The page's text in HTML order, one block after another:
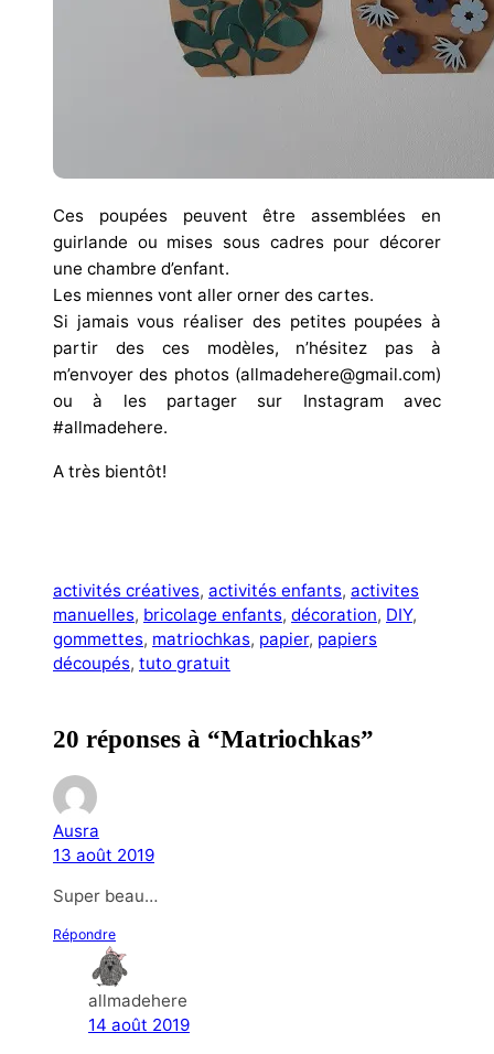
Ces poupées peuvent être assemblées en
guirlande ou mises sous cadres pour décorer
une chambre d’enfant.
Les miennes vont aller orner des cartes.
Si jamais vous réaliser des petites poupées à
partir des ces modèles, n’hésitez pas à
m’envoyer des photos (allmadehere@gmail.com)
ou à les partager sur Instagram avec
#allmadehere.
A très bientôt!
activités créatives, activités enfants, activites
manuelles, bricolage enfants, décoration, DIY
gommettes, matriochkas, papier, papiers
découpés, tuto gratuit
20 réponses à “Matriochkas”
Ausra
13 août 2019
Super beau…
Répondre
allmadehere
14 août 2019